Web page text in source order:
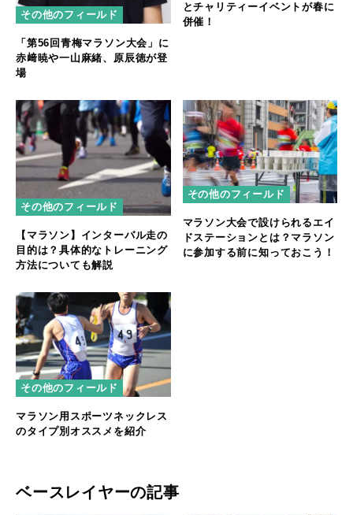
その他のフィールド
「第56回青梅マラソン大会」に
赤﨑暁や一山麻緒、原辰徳が登
場
とチャリティーイベントが春に
併催！
その他のフィールド
【マラソン】インターバル走の
目的は？具体的なトレーニング
方法についても解説
その他のフィールド
マラソン大会で設けられるエイ
ドステーションとは？マラソン
に参加する前に知っておこう！
その他のフィールド
マラソン用スポーツネックレス
のタイプ別オススメを紹介
ベースレイヤーの記事